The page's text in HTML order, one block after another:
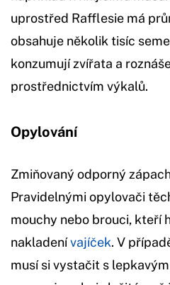
uprostřed Rafflesie má
obsahuje několik tisíc
konzumují zvířata a
prostřednictvím výkalů.
Opylování
Zmiňovaný odporný
Pravidelnými opylovači
mouchy nebo brouci, kteří
nakladenívajíček. V
musí si vystačit s